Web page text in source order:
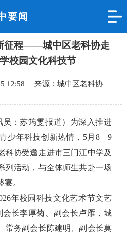
要闻
征程——城中区老科协走
校园文化科技节
12:58 来源：城中区老科协
员：苏筠雯报道）为深入推进
少年科技创新热情，5月8—9
科协受邀走进市三门江中学及
列活动，与全体师生共赴一场
。
年校园科技文化艺术节文艺
会长李厚菊、副会长卢雁，城
常务副会长陈建明、副会长莫